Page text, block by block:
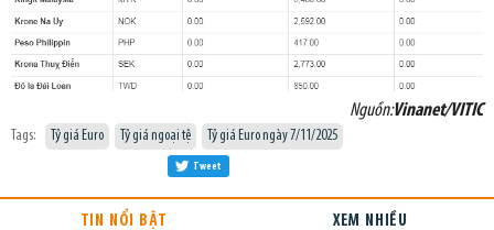
Nguồn:Vinanet/VITIC
Tags: Tỷ giá Euro Tỷ giá ngoại tệ Tỷ giá Euro ngày 7/11/2025
Tweet
TIN NỔI BẬT XEM NHIỀU